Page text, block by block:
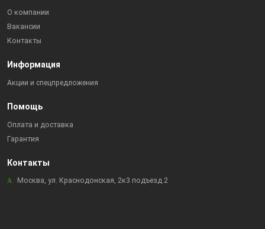
О компании
Вакансии
Контакты
Информация
Акции и спецпредложения
Помощь
Оплата и доставка
Гарантия
Контакты
Москва, ул. Краснодонская, 2к3 подъезд 2